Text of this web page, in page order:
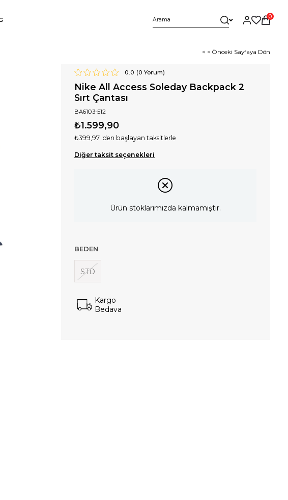
0
< < Önceki Sayfaya Dön
0.0 (0 Yorum)
Nike All Access Soleday Backpack 2
Sırt Çantası
BA6103-512
₺1.599,90
₺399,97 'den başlayan taksitlerle
Diğer taksit seçenekleri
Ürün stoklarımızda kalmamıştır.
BEDEN
STD
Kargo
Bedava